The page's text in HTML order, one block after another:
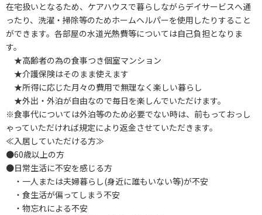
在宅扱いとなるため、ケアハウスで暮らしながらデイサービスへ通
ったり、洗濯・掃除等のためホームヘルパーを使用したりすること
ができます。各部屋の水道光熱費等については自己負担となりま
す。
★高齢者の為の食事つき個室マンション
★介護保険はそのまま使えます
★所得に応じた月々の費用で無理なく楽しい暮らし
★外出・外泊が自由なので毎日を楽しんでいただけます。
※食事代については外泊等のため必要でない時は、前もっておっし
ゃっていただければ規定により返金させていただきます。
≪入居していただける方≫
●60歳以上の方
●日常生活に不安を感じる方
・一人または夫婦暮らし(身近に誰もいない等)が不安
・食生活が偏ってしまう不安
・物忘れによる不安